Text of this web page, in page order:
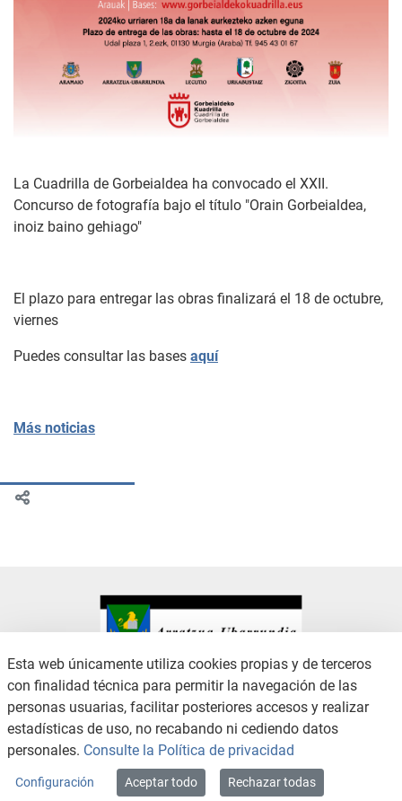
La Cuadrilla de Gorbeialdea ha convocado el XXII.
Concurso de fotografía bajo el título "Orain Gorbeialdea,
inoiz baino gehiago"
El plazo para entregar las obras finalizará el 18 de octubre,
viernes
Puedes consultar las bases aquí
Más noticias
CONTACTO
AVISO LEGAL
CANAL DE DENUNCIAS
POLÍTICA DE PRIVACIDAD
POLÍTICA DE COOKIES
ACCESIBILIDAD
Copyright © 2026 / Excmo. arratzua | Todos los derechos reservados.
Esta web únicamente utiliza cookies propias y de terceros
con finalidad técnica para permitir la navegación de las
personas usuarias, facilitar posteriores accesos y realizar
estadísticas de uso, no recabando ni cediendo datos
personales. Consulte la Política de privacidad
Configuración Aceptar todo Rechazar todas